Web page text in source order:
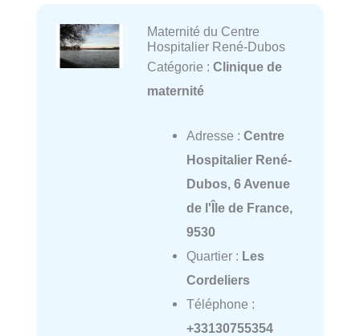
Maternité du Centre
Hospitalier René-Dubos
Catégorie : Clinique de
maternité
Adresse : Centre
Hospitalier René-
Dubos, 6 Avenue
de l'Île de France,
9530
Quartier : Les
Cordeliers
Téléphone :
+33130755354